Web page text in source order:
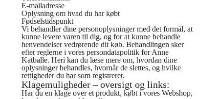
E-mailadresse
Oplysning om hvad du har købt
Fødselstidspunkt
Vi behandler dine personoplysninger med det formål, at
kunne levere varen til dig, og for at kunne behandle
henvendelser vedrørende dit køb. Behandlingen sker
efter reglerne i vores persondatapolitik for Anne
Katballe. Heri kan du læse mere om, hvordan dine
oplysninger behandles, hvornår de slettes, og hvilke
rettigheder du har som registreret.
Klagemuligheder – oversigt og links:
Har du en klage over et produkt, købt i vores Webshop,